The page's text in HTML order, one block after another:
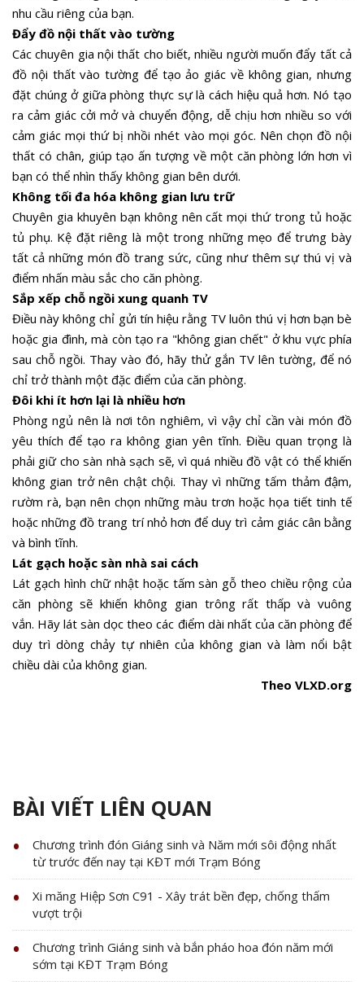
nhu cầu riêng của bạn.
Đẩy đồ nội thất vào tường
Các chuyên gia nội thất cho biết, nhiều người muốn đẩy tất cả
đồ nội thất vào tường để tạo ảo giác về không gian, nhưng
đặt chúng ở giữa phòng thực sự là cách hiệu quả hơn. Nó tạo
ra cảm giác cởi mở và chuyển động, dễ chịu hơn nhiều so với
cảm giác mọi thứ bị nhồi nhét vào mọi góc. Nên chọn đồ nội
thất có chân, giúp tạo ấn tượng về một căn phòng lớn hơn vì
bạn có thể nhìn thấy không gian bên dưới.
Không tối đa hóa không gian lưu trữ
Chuyên gia khuyên bạn không nên cất mọi thứ trong tủ hoặc
tủ phụ. Kệ đặt riêng là một trong những mẹo để trưng bày
tất cả những món đồ trang sức, cũng như thêm sự thú vị và
điểm nhấn màu sắc cho căn phòng.
Sắp xếp chỗ ngồi xung quanh TV
Điều này không chỉ gửi tín hiệu rằng TV luôn thú vị hơn bạn bè
hoặc gia đình, mà còn tạo ra "không gian chết" ở khu vực phía
sau chỗ ngồi. Thay vào đó, hãy thử gắn TV lên tường, để nó
chỉ trở thành một đặc điểm của căn phòng.
Đôi khi ít hơn lại là nhiều hơn
Phòng ngủ nên là nơi tôn nghiêm, vì vậy chỉ cần vài món đồ
yêu thích để tạo ra không gian yên tĩnh. Điều quan trọng là
phải giữ cho sàn nhà sạch sẽ, vì quá nhiều đồ vật có thể khiến
không gian trở nên chật chội. Thay vì những tấm thảm đậm,
rườm rà, bạn nên chọn những màu trơn hoặc họa tiết tinh tế
hoặc những đồ trang trí nhỏ hơn để duy trì cảm giác cân bằng
và bình tĩnh.
Lát gạch hoặc sàn nhà sai cách
Lát gạch hình chữ nhật hoặc tấm sàn gỗ theo chiều rộng của
căn phòng sẽ khiến không gian trông rất thấp và vuông
vắn. Hãy lát sàn dọc theo các điểm dài nhất của căn phòng để
duy trì dòng chảy tự nhiên của không gian và làm nổi bật
chiều dài của không gian.
Theo VLXD.org
BÀI VIẾT LIÊN QUAN
Chương trình đón Giáng sinh và Năm mới sôi động nhất
từ trước đến nay tại KĐT mới Trạm Bóng
Xi măng Hiệp Sơn C91 - Xây trát bền đẹp, chống thấm
vượt trội
Chương trình Giáng sinh và bắn pháo hoa đón năm mới
sớm tại KĐT Trạm Bóng